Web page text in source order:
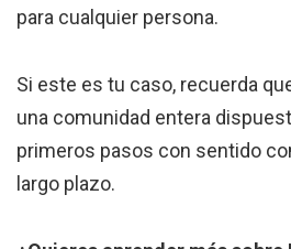
para cualquier persona.
Si este es tu caso, recuerda
una comunidad entera
primeros pasos con sentido
largo plazo.